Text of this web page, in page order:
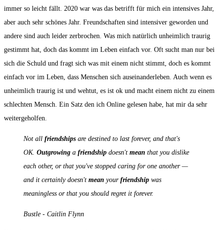
immer so leicht fällt. 2020 war was das betrifft für mich ein intensives Jahr,
aber auch sehr schönes Jahr. Freundschaften sind intensiver geworden und
andere sind auch leider zerbrochen. Was mich natürlich unheimlich traurig
gestimmt hat, doch das kommt im Leben einfach vor. Oft sucht man nur bei
sich die Schuld und fragt sich was mit einem nicht stimmt, doch es kommt
einfach vor im Leben, dass Menschen sich auseinanderleben. Auch wenn es
unheimlich traurig ist und wehtut, es ist ok und macht einem nicht zu einem
schlechten Mensch. Ein Satz den ich Online gelesen habe, hat mir da sehr
weitergeholfen.
Not all friendships are destined to last forever, and that's
OK. Outgrowing a friendship doesn't mean that you dislike
each other, or that you've stopped caring for one another —
and it certainly doesn't mean your friendship was
meaningless or that you should regret it forever.
Bustle - Caitlin Flynn